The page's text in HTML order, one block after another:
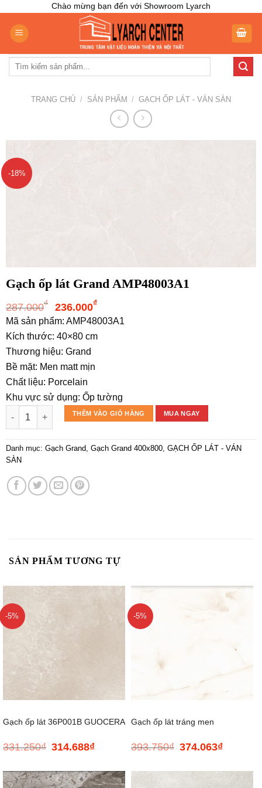
content
Chào mừng bạn đến với Showroom Lyarch
Tìm
TRANG CHỦ / SẢN PHẨM / GẠCH ỐP LÁT - VÁN SÀN
-18%
Gạch ốp lát Grand AMP48003A1
287.000₫
Giá
gốc
là:
287.000₫.
236.000₫Giá
hiện
tại
Mã sản phẩm: AMP48003A1
Kích thước: 40×80 cm
Thương hiệu: Grand
Bề mặt: Men matt mịn
Chất liệu: Porcelain
Khu vực sử dụng: Ốp tường
Gạch ốp lát Grand AMP48003A1 số lượng
THÊM VÀO GIỎ HÀNG MUA NGAY
Danh mục: Gạch Grand Gạch Grand 400x800 GẠCH ỐP LÁT - VÁN
SÀN
SẢN PHẨM TƯƠNG TỰ
-5%
Gạch ốp lát 36P001B GUOCERA
331.250₫ Giá
là:
331.250₫.
314.688₫Giá
tại
là:
-5%
Gạch ốp lát tráng men
393.750₫ Giá
là:
374.063₫Giá
tại